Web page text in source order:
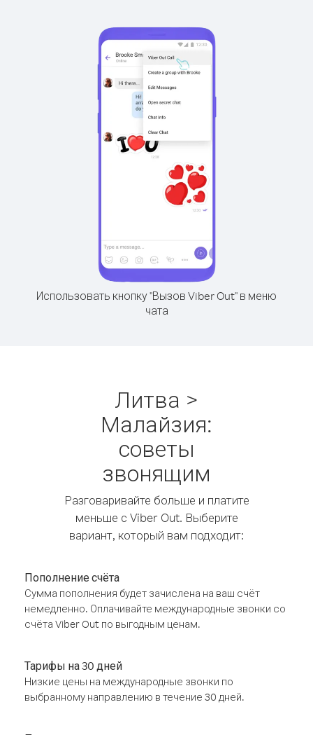
Использовать кнопку "Вызов Viber Out" в меню
чата
Литва >
Малайзия:
советы
звонящим
Разговаривайте больше и платите
меньше с Viber Out. Выберите
вариант, который вам подходит:
Пополнение счёта
Сумма пополнения будет зачислена на ваш счёт
немедленно. Оплачивайте международные звонки со
счёта Viber Out по выгодным ценам.
Тарифы на 30 дней
Низкие цены на международные звонки по
выбранному направлению в течение 30 дней.